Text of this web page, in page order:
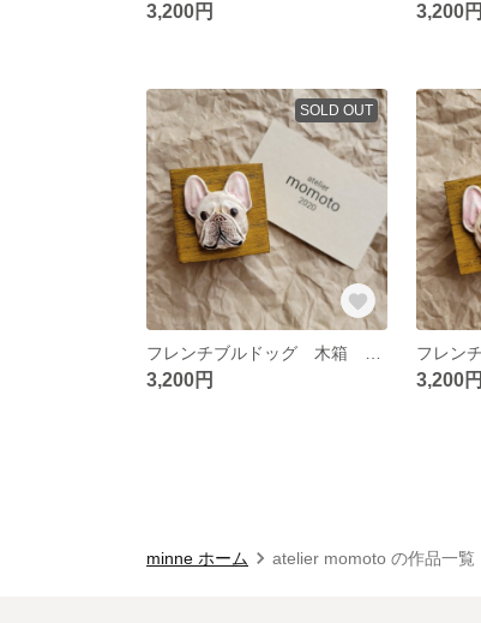
3,200円 3,200円
SOLD OUT
3,200円 3,200円
minne ホーム atelier momoto の作品一覧